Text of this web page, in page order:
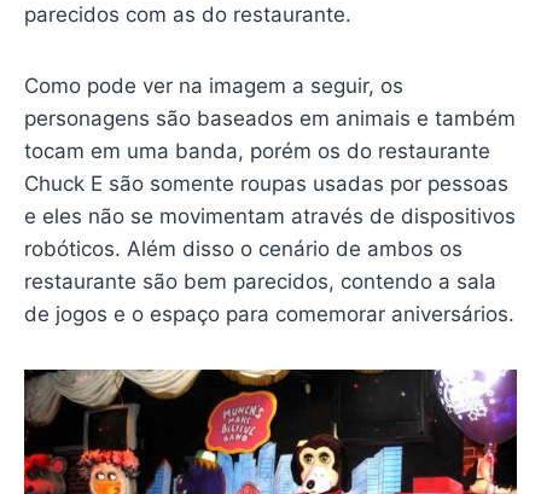
parecidos com as do restaurante.
Como pode ver na imagem a seguir, os
personagens são baseados em animais e também
tocam em uma banda, porém os do restaurante
Chuck E são somente roupas usadas por pessoas
e eles não se movimentam através de dispositivos
robóticos. Além disso o cenário de ambos os
restaurante são bem parecidos, contendo a sala
de jogos e o espaço para comemorar aniversários.